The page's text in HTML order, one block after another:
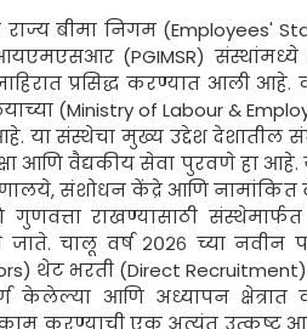
राज्य बीमा निगम (Employees'
(PGIMSR) संस्थांमध्ये
प्रसिद्ध करण्यात आली आहे.
(Ministry of Labour &
या संस्थेचा मुख्य उद्देश देशातील
आणि वैद्यकीय सेवा पुरवणे हा आहे.
संशोधन केंद्रे आणि नामांकित
गुणवत्ता राखण्यासाठी
चालू वर्ष २०२६ च्या नवीन
थेट भरती (Direct
केलेल्या आणि अध्यापन क्षेत्रात